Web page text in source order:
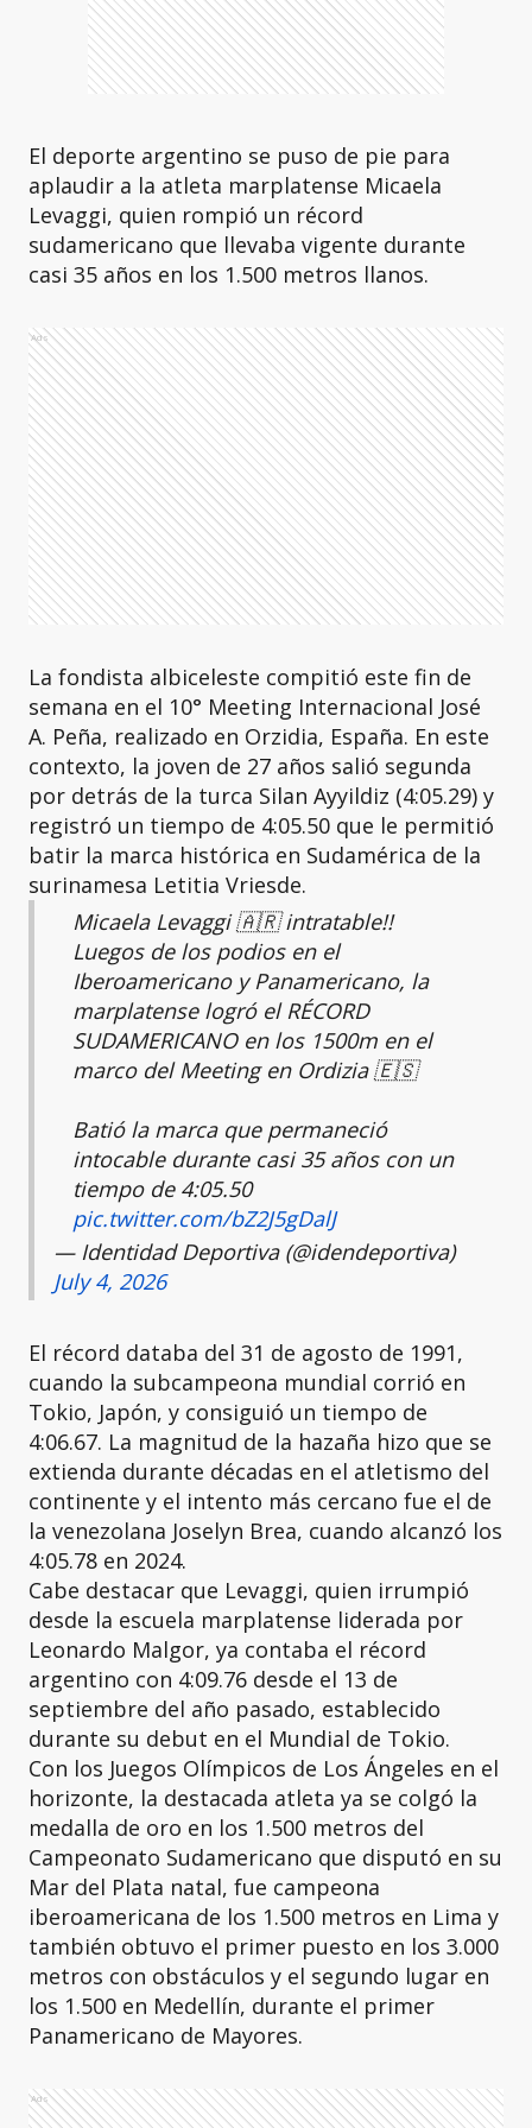
El deporte argentino se puso de pie para
aplaudir a la atleta marplatense Micaela
Levaggi, quien rompió un récord
sudamericano que llevaba vigente durante
casi 35 años en los 1.500 metros llanos.
Ads
La fondista albiceleste compitió este fin de
semana en el 10° Meeting Internacional José
A. Peña, realizado en Orzidia, España. En este
contexto, la joven de 27 años salió segunda
por detrás de la turca Silan Ayyildiz (4:05.29) y
registró un tiempo de 4:05.50 que le permitió
batir la marca histórica en Sudamérica de la
surinamesa Letitia Vriesde.
Micaela Levaggi 🇦🇷 intratable!!
Luegos de los podios en el
Iberoamericano y Panamericano, la
marplatense logró el RÉCORD
SUDAMERICANO en los 1500m en el
marco del Meeting en Ordizia 🇪🇸
Batió la marca que permaneció
intocable durante casi 35 años con un
tiempo de 4:05.50
pic.twitter.com/bZ2J5gDalJ
— Identidad Deportiva (@idendeportiva)
July 4, 2026
El récord databa del 31 de agosto de 1991,
cuando la subcampeona mundial corrió en
Tokio, Japón, y consiguió un tiempo de
4:06.67. La magnitud de la hazaña hizo que se
extienda durante décadas en el atletismo del
continente y el intento más cercano fue el de
la venezolana Joselyn Brea, cuando alcanzó los
4:05.78 en 2024.
Cabe destacar que Levaggi, quien irrumpió
desde la escuela marplatense liderada por
Leonardo Malgor, ya contaba el récord
argentino con 4:09.76 desde el 13 de
septiembre del año pasado, establecido
durante su debut en el Mundial de Tokio.
Con los Juegos Olímpicos de Los Ángeles en el
horizonte, la destacada atleta ya se colgó la
medalla de oro en los 1.500 metros del
Campeonato Sudamericano que disputó en su
Mar del Plata natal, fue campeona
iberoamericana de los 1.500 metros en Lima y
también obtuvo el primer puesto en los 3.000
metros con obstáculos y el segundo lugar en
los 1.500 en Medellín, durante el primer
Panamericano de Mayores.
Ads